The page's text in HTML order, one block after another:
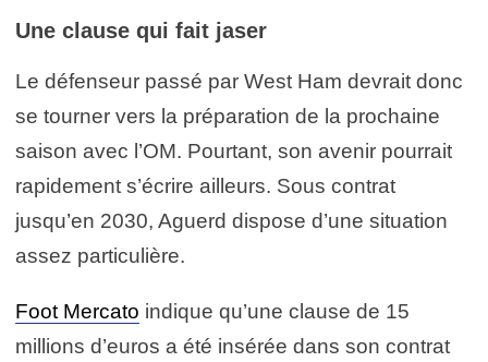
Une clause qui fait jaser
Le défenseur passé par West Ham devrait donc
se tourner vers la préparation de la prochaine
saison avec l’OM. Pourtant, son avenir pourrait
rapidement s’écrire ailleurs. Sous contrat
jusqu’en 2030, Aguerd dispose d’une situation
assez particulière.
Foot Mercato indique qu’une clause de 15
millions d’euros a été insérée dans son contrat